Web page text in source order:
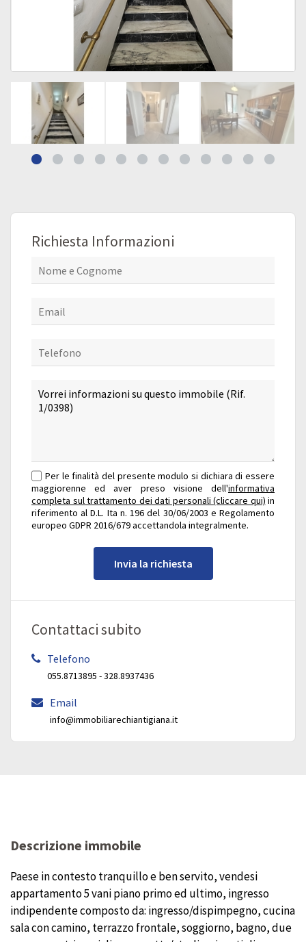
Richiesta Informazioni
Per le finalità del presente modulo si dichiara di essere
maggiorenne ed aver preso visione dell'informativa
completa sul trattamento dei dati personali (cliccare qui) in
riferimento al D.L. Ita n. 196 del 30/06/2003 e Regolamento
europeo GDPR 2016/679 accettandola integralmente.
Invia la richiesta
Contattaci subito
Telefono
055.8713895 - 328.8937436
Email
info@immobiliarechiantigiana.it
Descrizione immobile
Paese in contesto tranquillo e ben servito, vendesi
appartamento 5 vani piano primo ed ultimo, ingresso
indipendente composto da: ingresso/dispimpegno, cucina
sala con camino, terrazzo frontale, soggiorno, bagno, due